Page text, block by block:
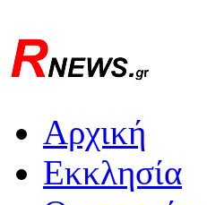
Αρχική
Εκκλησία